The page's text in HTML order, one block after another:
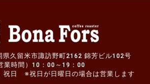
久留米市諏訪野町2162 錦芳ビル102号
業時間）10：00～19：00
祝日 ※祝日が日曜日の場合は営業します